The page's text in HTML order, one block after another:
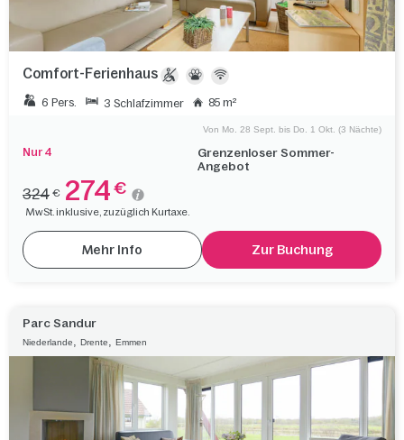
Comfort-Ferienhaus
6 Pers. 3 Schlafzimmer 85 m²
Nur 4
Grenzenloser Sommer-
Angebot
Von Mo. 28 Sept. bis Do. 1 Okt. (3 Nächte)
324 € 274 €
MwSt. inklusive, zuzüglich Kurtaxe.
Mehr Info Zur Buchung
Parc Sandur
Niederlande, Drente, Emmen